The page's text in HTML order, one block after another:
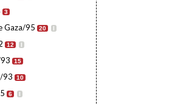
3
Gaza/95 20 I
12 I
15
93 10
6 I